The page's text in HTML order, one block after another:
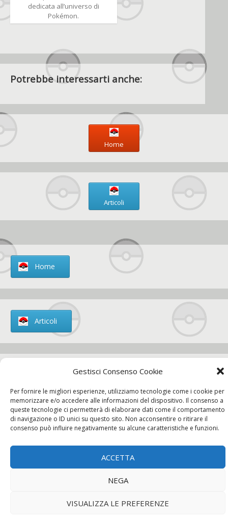
Gestisci Consenso Cookie
Per fornire le migliori esperienze, utilizziamo tecnologie come i cookie per
memorizzare e/o accedere alle informazioni del dispositivo. Il consenso a
queste tecnologie ci permetterà di elaborare dati come il comportamento
di navigazione o ID unici su questo sito. Non acconsentire o ritirare il
consenso può influire negativamente su alcune caratteristiche e funzioni.
ACCETTA
NEGA
VISUALIZZA LE PREFERENZE
dedicata all’universo di
Pokémon.
Potrebbe interessarti anche:
Home
Articoli
Home
Articoli
Chi siamo
Contatti